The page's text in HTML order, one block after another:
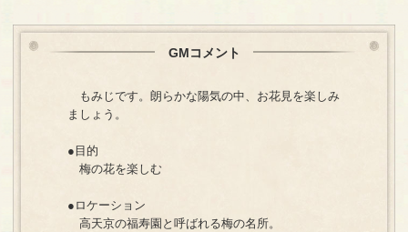
GMコメント
もみじです。朗らかな陽気の中、お花見を楽しみ
ましょう。
●目的
梅の花を楽しむ
●ロケーション
高天京の福寿園と呼ばれる梅の名所。